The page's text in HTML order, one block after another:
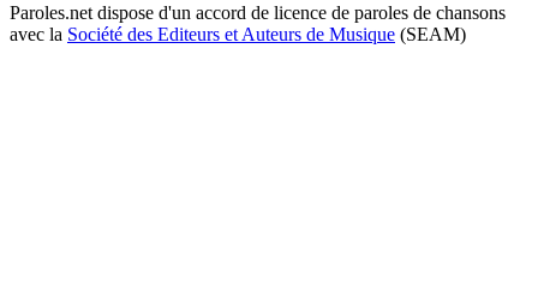
Paroles.net dispose d'un accord de licence de paroles de chansons
avec la Société des Editeurs et Auteurs de Musique (SEAM)